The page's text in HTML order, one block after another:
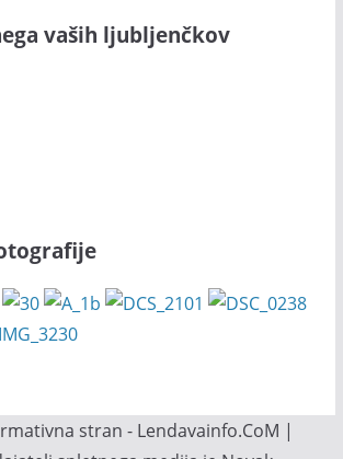
vaših ljubljenčkov
stran - Lendavainfo.CoM |